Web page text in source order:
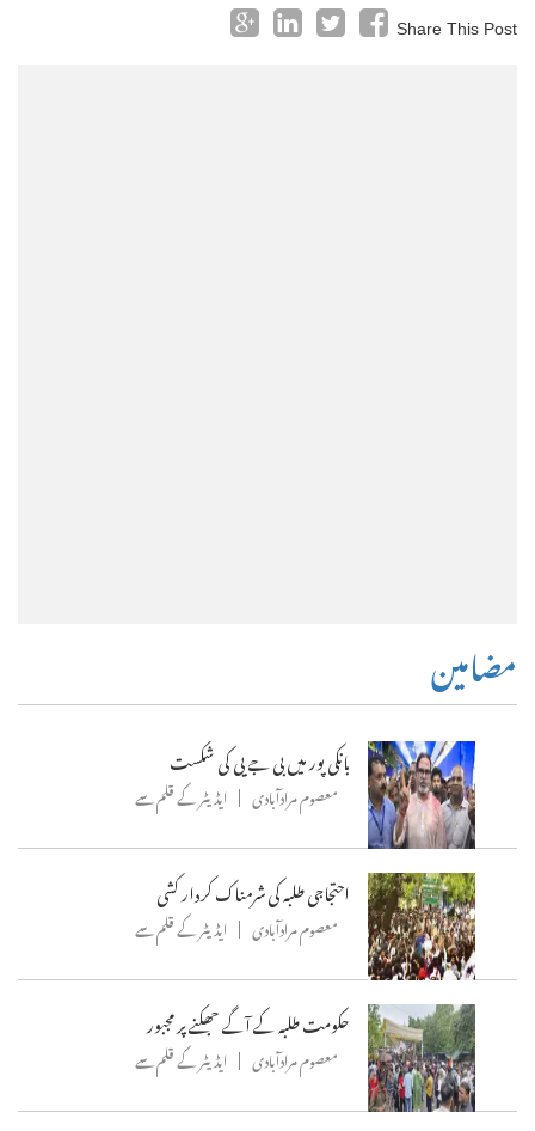
Share This Post
مضامین
بانکی پور میں بی جے پی کی شکست
معصوم مرادآبادی ایڈیٹر کے قلم سے
احتجاجی طلبہ کی شرمناک کردار کشی
معصوم مرادآبادی ایڈیٹر کے قلم سے
حکومت طلبہ کے آگے جھکنے پر مجبور
معصوم مرادآبادی ایڈیٹر کے قلم سے